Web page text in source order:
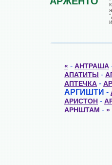
« - АНТРАША
АПАТИТЫ -
АПТЕЧКА -
АРГИШТИ -
АРИСТОН -
АРНШТАМ - »